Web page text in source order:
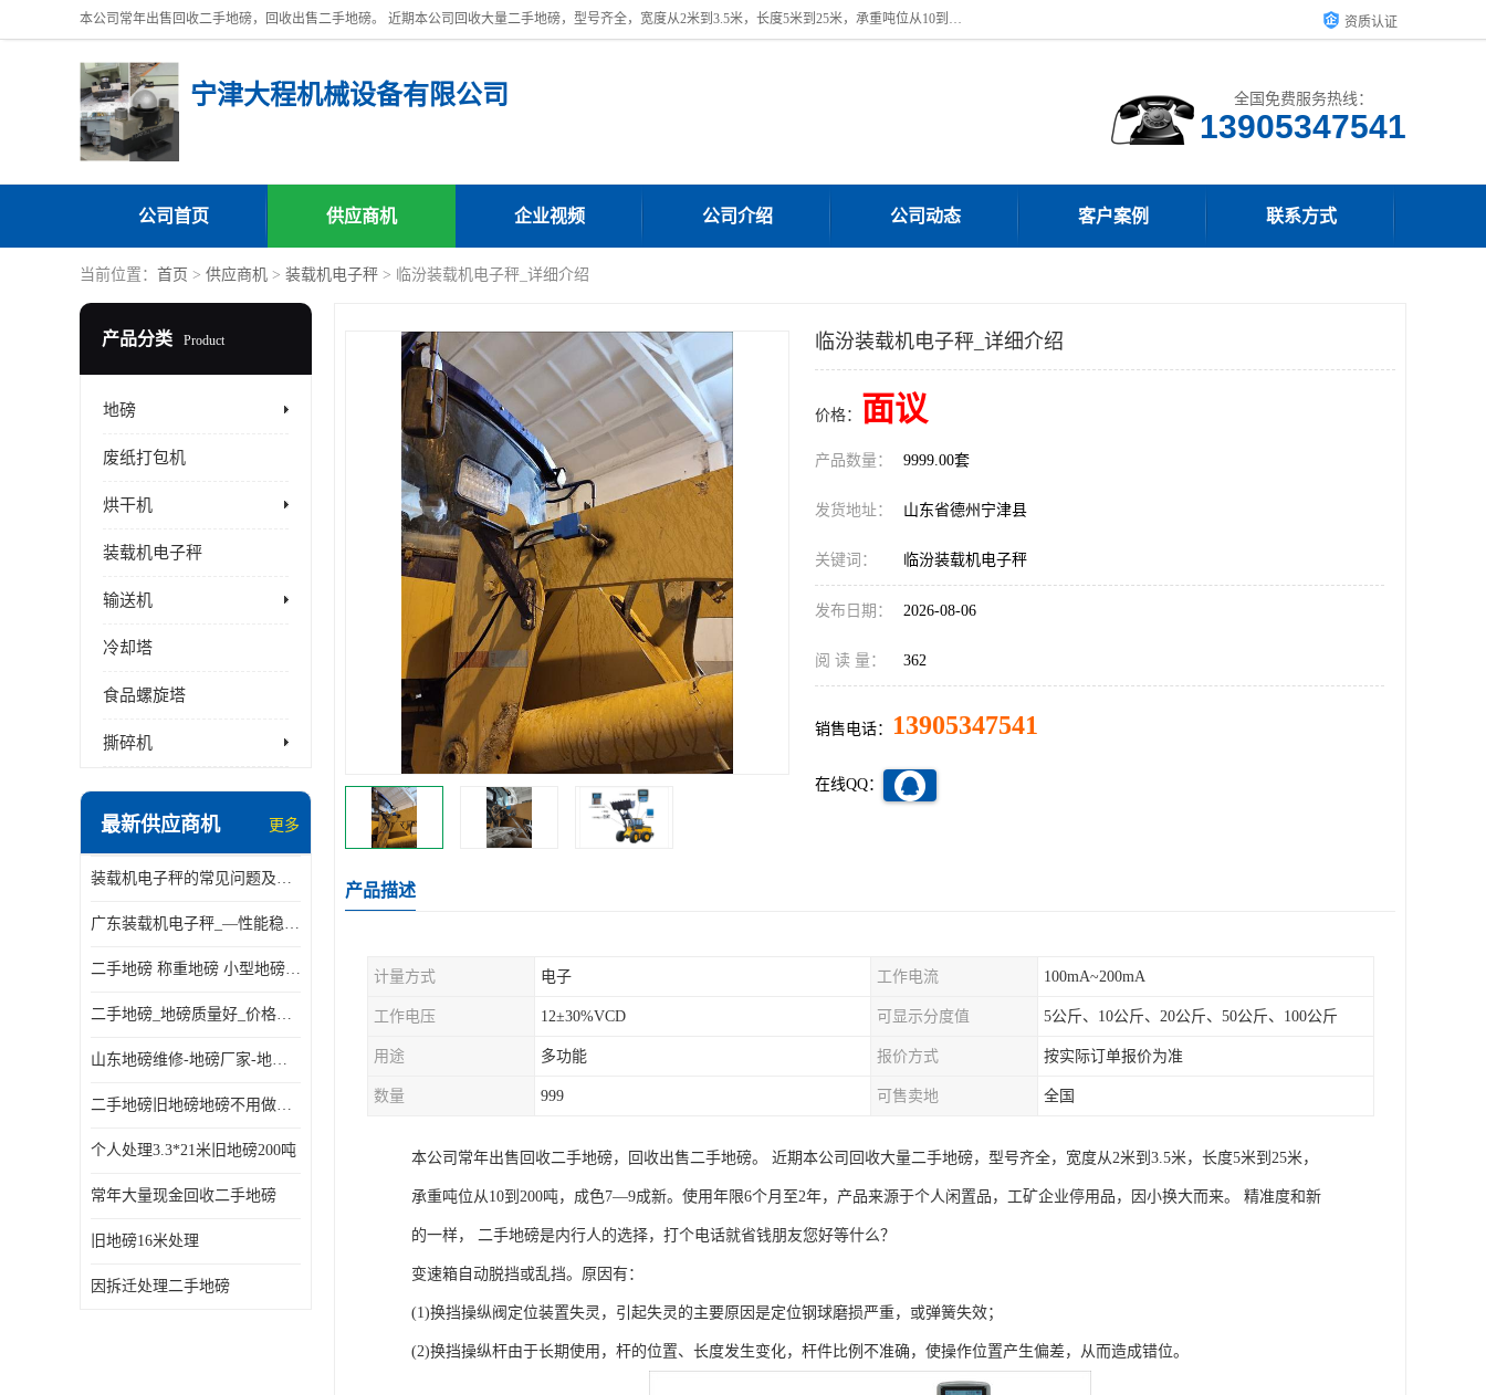
本公司常年出售回收二手地磅，回收出售二手地磅。 近期本公司回收大量二手地磅，型号齐全，宽度从2米到3.5米，长度5米到25米，承重吨位从10到200吨，成色7—9成新。 ? 使用年限6个月至2年，产品来源于个人闲置品，工矿企业停用品，因小换大而来。 精准度和新的一样， 二手地磅是内行人的选择，打个电话就省钱朋友您好等什么 资质认证
宁津大程机械设备有限公司 全国免费服务热线：
13905347541
公司首页 供应商机 企业视频 公司介绍 公司动态 客户案例 联系方式
当前位置： 首页 > 供应商机 > 装载机电子秤 > 临汾装载机电子秤_详细介绍
产品分类 Product
地磅
废纸打包机
烘干机
装载机电子秤
输送机
冷却塔
食品螺旋塔
撕碎机
最新供应商机 更多
装载机电子秤的常见问题及解决方法介绍
广东装载机电子秤_—性能稳定—操作简单—品质可靠
二手地磅 称重地磅 小型地磅 一百吨地磅
二手地磅_地磅质量好_价格便宜这里找【地磅行家】
山东地磅维修-地磅厂家-地磅价格-二手地磅
二手地磅旧地磅地磅不用做地基
个人处理3.3*21米旧地磅200吨
常年大量现金回收二手地磅
旧地磅16米处理
因拆迁处理二手地磅
临汾装载机电子秤_详细介绍
价格： 面议
产品数量： 9999.00套
发货地址： 山东省德州宁津县
关键词： 临汾装载机电子秤
发布日期： 2026-08-06
阅 读 量： 362
销售电话： 13905347541
在线QQ：
产品描述
计量方式 电子 工作电流 100mA~200mA
工作电压 12±30%VCD 可显示分度值 5公斤、10公斤、20公斤、50公斤、100公斤
用途 多功能 报价方式 按实际订单报价为准
数量 999 可售卖地 全国
本公司常年出售回收二手地磅，回收出售二手地磅。 近期本公司回收大量二手地磅，型号齐全，宽度从2米到3.5米，长度5米到25米，
承重吨位从10到200吨，成色7—9成新。使用年限6个月至2年，产品来源于个人闲置品，工矿企业停用品，因小换大而来。 精准度和新
的一样， 二手地磅是内行人的选择，打个电话就省钱朋友您好等什么？
变速箱自动脱挡或乱挡。原因有：
(1)换挡操纵阀定位装置失灵，引起失灵的主要原因是定位钢球磨损严重，或弹簧失效；
(2)换挡操纵杆由于长期使用，杆的位置、长度发生变化，杆件比例不准确，使操作位置产生偏差，从而造成错位。